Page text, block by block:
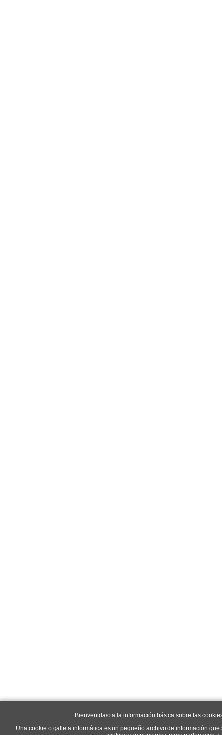
Bienvenida/o a la información básica sobre las
Una cookie o galleta informática es un pequeño archivo de información